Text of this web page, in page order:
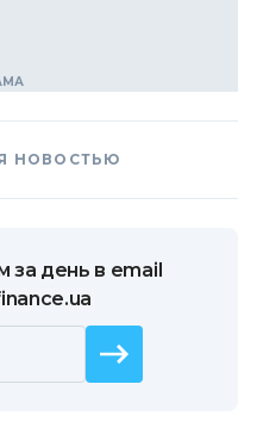
НОВОСТЬЮ
за день в email